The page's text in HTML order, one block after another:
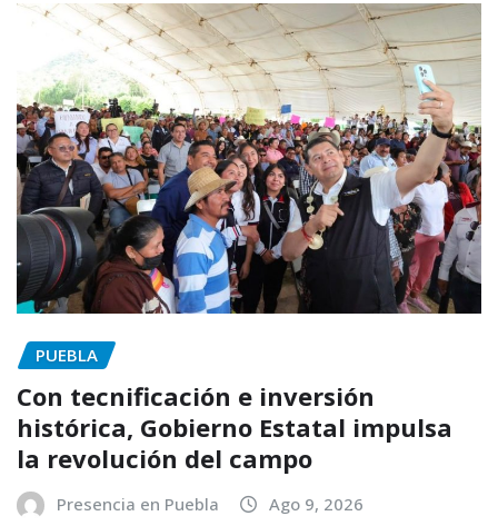
PUEBLA
Con tecnificación e inversión
histórica, Gobierno Estatal impulsa
la revolución del campo
Presencia en Puebla Ago 9, 2026